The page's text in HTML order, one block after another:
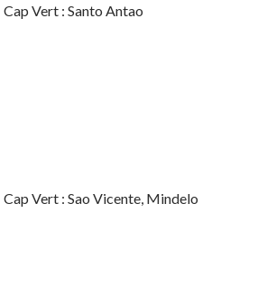
Cap Vert : Santo Antao
Cap Vert : Sao Vicente, Mindelo